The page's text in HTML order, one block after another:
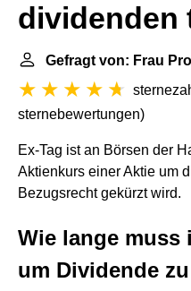
dividenden
Gefragt von: Frau
sternebewertungen)
Ex-Tag ist an Börsen der
Aktienkurs einer Aktie um
Bezugsrecht gekürzt wird.
Wie lange muss
um Dividende